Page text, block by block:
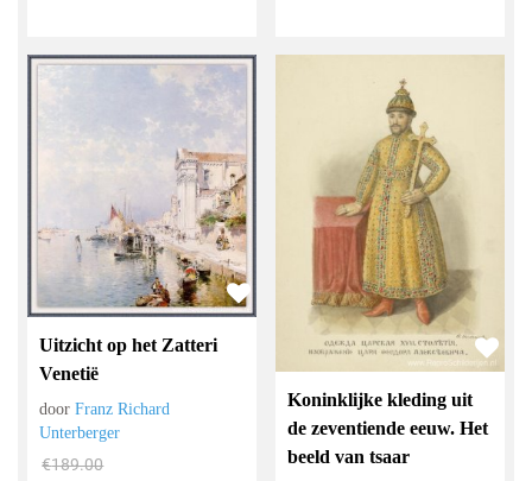
Uitzicht op het Zatteri
Venetië
doorFranz Richard
Unterberger
€189.00
Koninklijke kleding uit
de zeventiende eeuw. Het
beeld van tsaar